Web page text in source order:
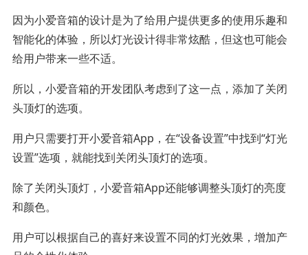
因为小爱音箱的设计是为了给用户提供更多的使用乐趣和
智能化的体验，所以灯光设计得非常炫酷，但这也可能会
给用户带来一些不适。
所以，小爱音箱的开发团队考虑到了这一点，添加了关闭
头顶灯的选项。
用户只需要打开小爱音箱App，在“设备设置”中找到“灯光
设置”选项，就能找到关闭头顶灯的选项。
除了关闭头顶灯，小爱音箱App还能够调整头顶灯的亮度
和颜色。
用户可以根据自己的喜好来设置不同的灯光效果，增加产